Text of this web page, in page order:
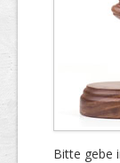
Bitte gebe